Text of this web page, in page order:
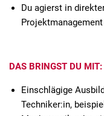
Du agierst in
DAS BRINGST DU MIT:
Einschlägige
Techniker:in,